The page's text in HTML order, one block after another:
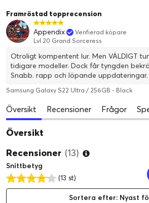
Framröstad topprecension
Appendix
Verifierad köpare
Lvl 20 Grand Sorceress
Otroligt kompentent lur. Men VÄLDIGT
tidigare modeller. Dock får tyngden bekräfta kvaliteten.
Snabb. rapp och löpande uppdateringar.
Samsung Galaxy S22 Ultra / 256GB - Black
Översikt Recensioner Frågor
Översikt
Recensioner (13)
Snittbetyg
(13 st)
Sortera efter: Nyast